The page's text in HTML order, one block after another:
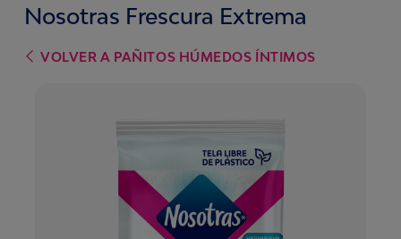
Nosotras Frescura Extrema
VOLVER A PAÑITOS HÚMEDOS ÍNTIMOS